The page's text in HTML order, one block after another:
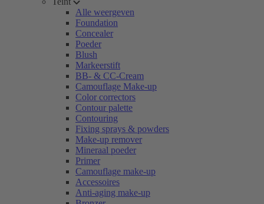
Alle weergeven
Foundation
Concealer
Poeder
Blush
Markeerstift
BB- & CC-Cream
Camouflage Make-up
Color correctors
Contour palette
Contouring
Fixing sprays & powders
Make-up remover
Mineraal poeder
Primer
Camouflage make-up
Accessoires
Anti-aging make-up